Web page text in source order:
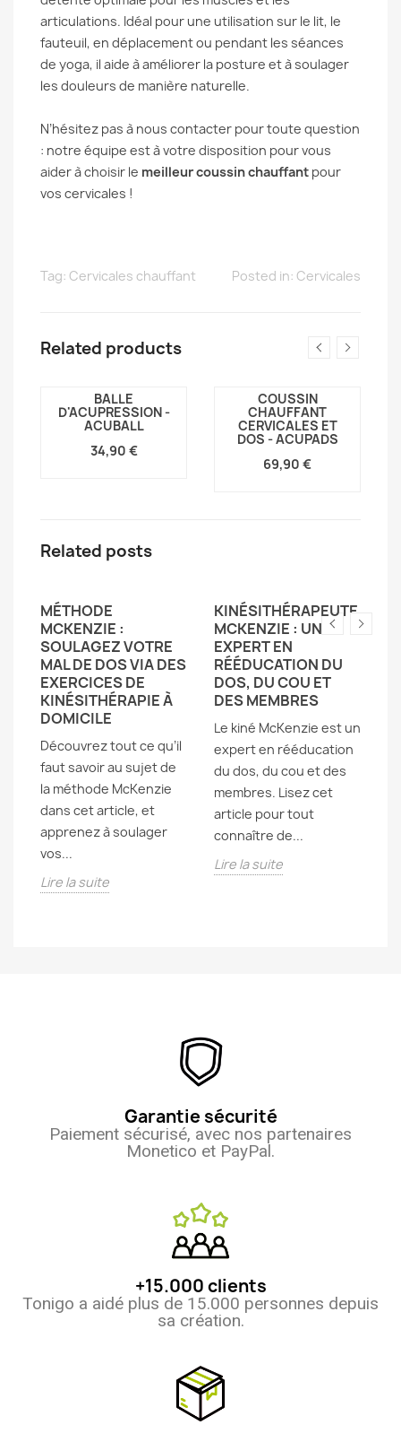
articulations. Idéal pour une utilisation sur le lit, le
fauteuil, en déplacement ou pendant les séances
de yoga, il aide à améliorer la posture et à soulager
les douleurs de manière naturelle.
N’hésitez pas à nous contacter pour toute question
: notre équipe est à votre disposition pour vous
aider à choisir le meilleur coussin chauffant pour
vos cervicales !
Tag: Cervicales chauffant Posted in: Cervicales
Related products
BALLE
D'ACUPRESSION -
ACUBALL
34,90 €
COUSSIN
CHAUFFANT
CERVICALES ET
DOS - ACUPADS
69,90 €
Related posts
MÉTHODE
MCKENZIE :
SOULAGEZ VOTRE
MAL DE DOS VIA DES
EXERCICES DE
KINÉSITHÉRAPIE À
DOMICILE
Découvrez tout ce qu’il
faut savoir au sujet de
la méthode McKenzie
dans cet article, et
apprenez à soulager
vos...
Lire la suite
KINÉSITHÉRAPEUTE
MCKENZIE : UN
EXPERT EN
RÉÉDUCATION DU
DOS, DU COU ET
DES MEMBRES
Le kiné McKenzie est un
expert en rééducation
du dos, du cou et des
membres. Lisez cet
article pour tout
connaître de...
Lire la suite
Garantie sécurité
Paiement sécurisé, avec nos partenaires
Monetico et PayPal.
+15.000 clients
Tonigo a aidé plus de 15.000 personnes depuis
sa création.